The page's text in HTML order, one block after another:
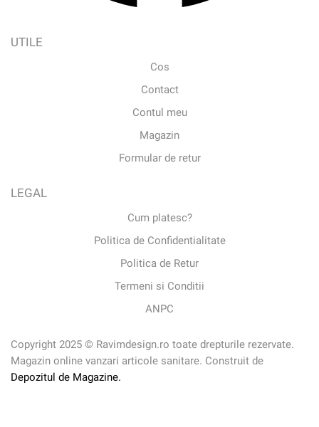
UTILE
Cos
Contact
Contul meu
Magazin
Formular de retur
LEGAL
Cum platesc?
Politica de Confidentialitate
Politica de Retur
Termeni si Conditii
ANPC
Copyright 2025 © Ravimdesign.ro toate drepturile rezervate.
Magazin online vanzari articole sanitare. Construit de
Depozitul de Magazine.